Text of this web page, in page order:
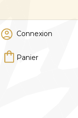
Connexion